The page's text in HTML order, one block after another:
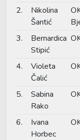
2.
Nikolina
Šantić
3.
Bernardica
Stipić
4.
Violeta
Čalić
5.
Sabina
Rako
6.
Ivana
Horbec